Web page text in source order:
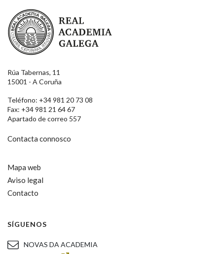
Real Academia Galega
Rúa Tabernas, 11
15001 - A Coruña
Teléfono: +34 981 20 73 08
Fax: +34 981 21 64 67
Apartado de correo 557
Contacta connosco
Mapa web
Aviso legal
Contacto
SÍGUENOS
NOVAS DA ACADEMIA